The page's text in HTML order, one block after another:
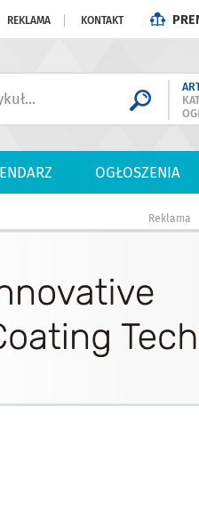
REKLAMA KONTAKT
OGŁOSZENIA
Reklama